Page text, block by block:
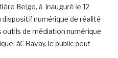
Belge, à inauguré le 12
numérique de réalité
de médiation numérique
à€ Bavay, le public peut